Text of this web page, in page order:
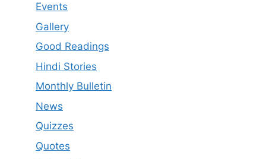
Events
Gallery
Good Readings
Hindi Stories
Monthly Bulletin
News
Quizzes
Quotes